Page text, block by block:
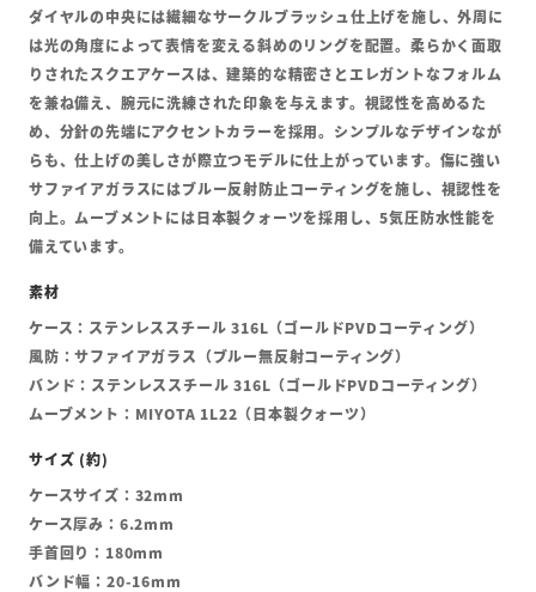
ダイヤルの中央には繊細なサークルブラッシュ仕上げを施し、外周に
は光の角度によって表情を変える斜めのリングを配置。柔らかく面取
りされたスクエアケースは、建築的な精密さとエレガントなフォルム
を兼ね備え、腕元に洗練された印象を与えます。視認性を高めるた
め、分針の先端にアクセントカラーを採用。シンプルなデザインなが
らも、仕上げの美しさが際立つモデルに仕上がっています。傷に強い
サファイアガラスにはブルー反射防止コーティングを施し、視認性を
向上。ムーブメントには日本製クォーツを採用し、5気圧防水性能を
備えています。
ケース：ステンレススチール 316L（ゴールドPVDコーティング）
風防：サファイアガラス（ブルー無反射コーティング）
バンド：ステンレススチール 316L（ゴールドPVDコーティング）
ムーブメント：MIYOTA 1L22（日本製クォーツ）
ケースサイズ：32mm
ケース厚み：6.2mm
手首回り：180mm
バンド幅：20-16mm